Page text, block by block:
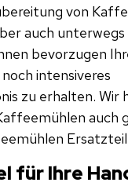
von
auch unterwegs
bevorzugen
intensiveres
zu erhalten. Wir
auch
für Ihre